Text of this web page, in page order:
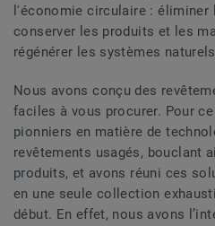
l'économie circulaire :
conserver les produits et les
régénérer les systèmes
Nous avons conçu des
faciles à vous procurer. Pour
pionniers en matière de
revêtements usagés, bouclant
produits, et avons réuni ces
en une seule collection
début. En effet, nous avons